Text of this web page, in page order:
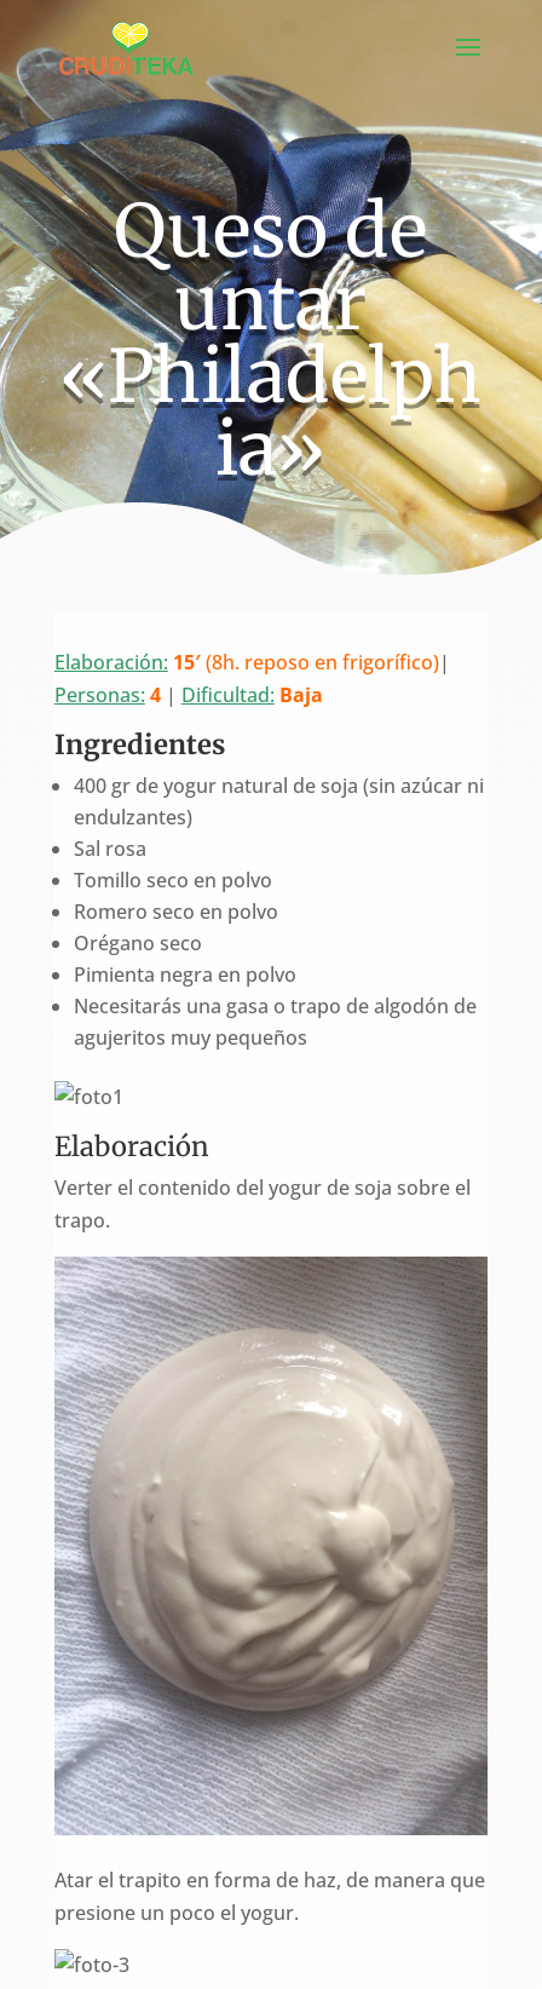
Queso de
untar
«Philadelph
ia»
Elaboración: 15′(8h. reposo en frigorífico)|
Personas: 4| Dificultad: Baja
Ingredientes
400 gr de yogur natural de soja (sin azúcar ni
endulzantes)
Sal rosa
Tomillo seco en polvo
Romero seco en polvo
Orégano seco
Pimienta negra en polvo
Necesitarás una gasa o trapo de algodón de
agujeritos muy pequeños
Elaboración
Verter el contenido del yogur de soja sobre el
trapo.
Atar el trapito en forma de haz, de manera que
presione un poco el yogur.